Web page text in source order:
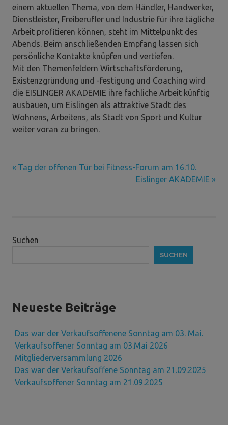
einem aktuellen Thema, von dem Händler, Handwerker,
Dienstleister, Freiberufler und Industrie für ihre tägliche
Arbeit profitieren können, steht im Mittelpunkt des
Abends. Beim anschließenden Empfang lassen sich
persönliche Kontakte knüpfen und vertiefen.
Mit den Themenfeldern Wirtschaftsförderung,
Existenzgründung und -festigung und Coaching wird
die EISLINGER AKADEMIE ihre fachliche Arbeit künftig
ausbauen, um Eislingen als attraktive Stadt des
Wohnens, Arbeitens, als Stadt von Sport und Kultur
weiter voran zu bringen.
Beitragsnavigation
Vorheriger
Tag der offenen Tür bei Fitness-Forum am 16.10.
Nächster
Eislinger AKADEMIE
Suchen
SUCHEN
Neueste Beiträge
Das war der Verkaufsoffenene Sonntag am 03. Mai.
Verkaufsoffener Sonntag am 03.Mai 2026
Mitgliederversammlung 2026
Das war der Verkaufsoffene Sonntag am 21.09.2025
Verkaufsoffener Sonntag am 21.09.2025